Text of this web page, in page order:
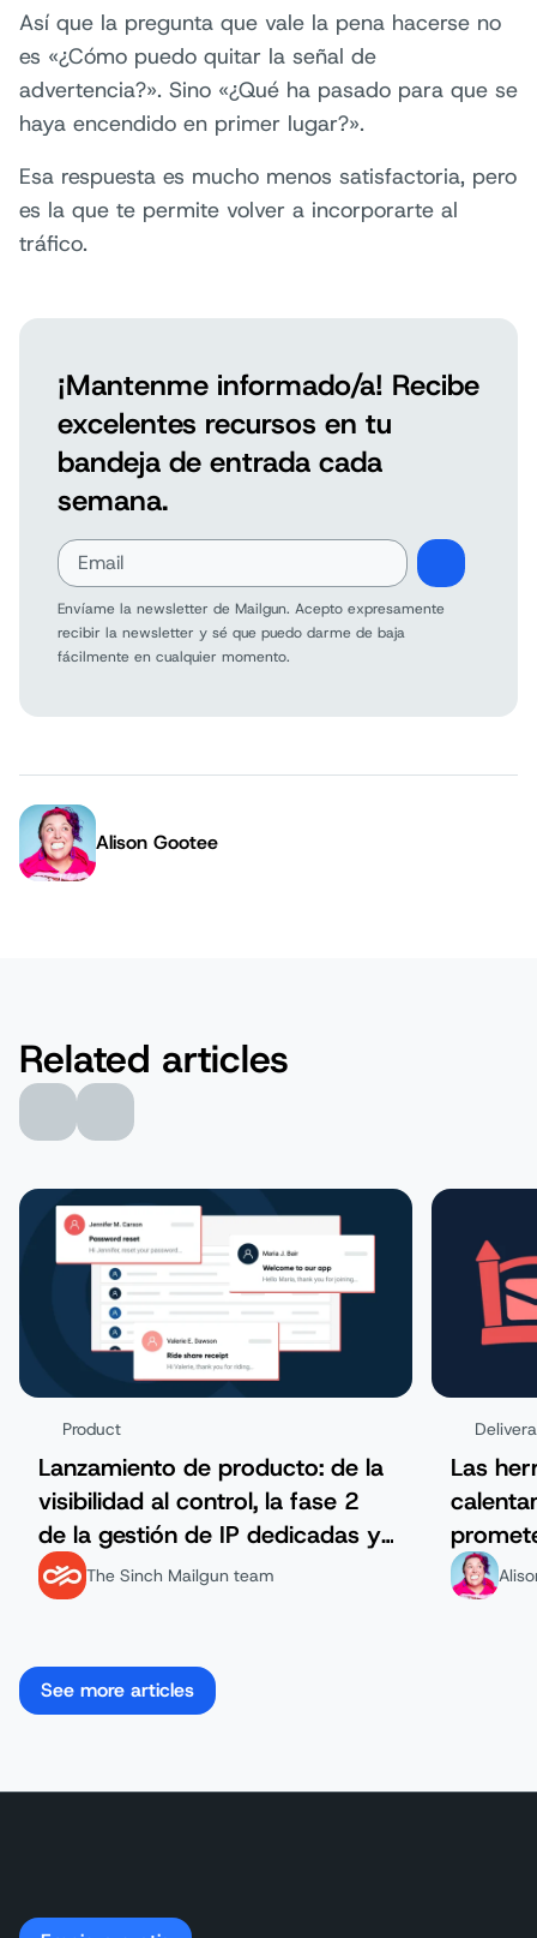
Así que la pregunta que vale la pena hacerse no
es «¿Cómo puedo quitar la señal de
advertencia?». Sino «¿Qué ha pasado para que se
haya encendido en primer lugar?».
Esa respuesta es mucho menos satisfactoria, pero
es la que te permite volver a incorporarte al
tráfico.
¡Mantenme informado/a! Recibe
excelentes recursos en tu
bandeja de entrada cada
semana.
Envíame la newsletter de Mailgun. Acepto expresamente
recibir la newsletter y sé que puedo darme de baja
fácilmente en cualquier momento.
Author:
Alison Gootee
Related articles
Product
Lanzamiento de producto: de la
visibilidad al control, la fase 2
de la gestión de IP dedicadas ya
está aquí.
The Sinch Mailgun team
Las
See more articles